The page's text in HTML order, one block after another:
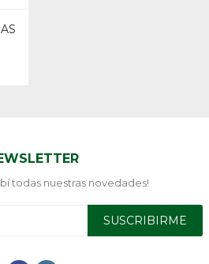
todas nuestras novedades!
SUSCRIBIRME